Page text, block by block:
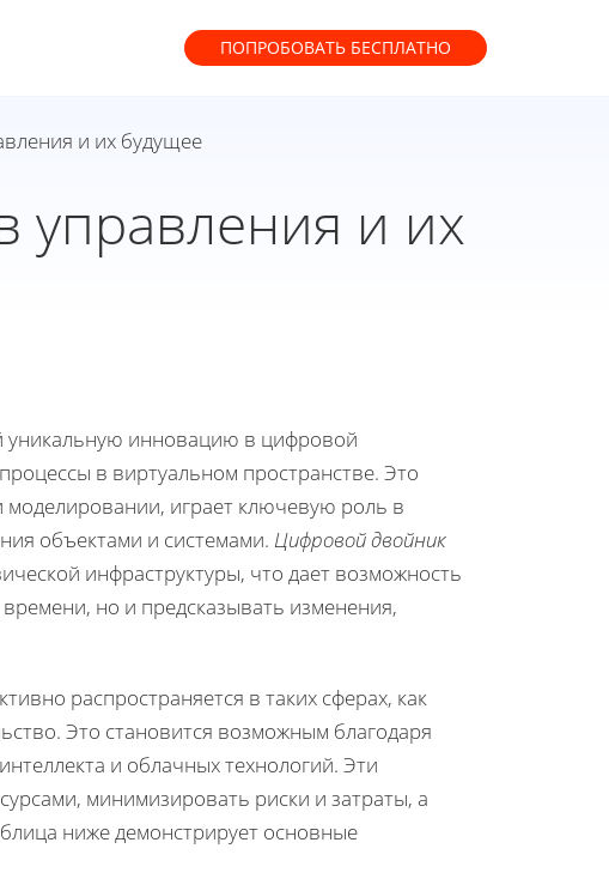
ПОПРОБОВАТЬ БЕСПЛАТНО
и их будущее
управления и их
уникальную инновацию в цифровой
в виртуальном пространстве. Это
моделировании, играет ключевую роль в
объектами и системами. Цифровой двойник
инфраструктуры, что дает возможность
но и предсказывать изменения,
распространяется в таких сферах, как
Это становится возможным благодаря
и облачных технологий. Эти
минимизировать риски и затраты, а
ниже демонстрирует основные